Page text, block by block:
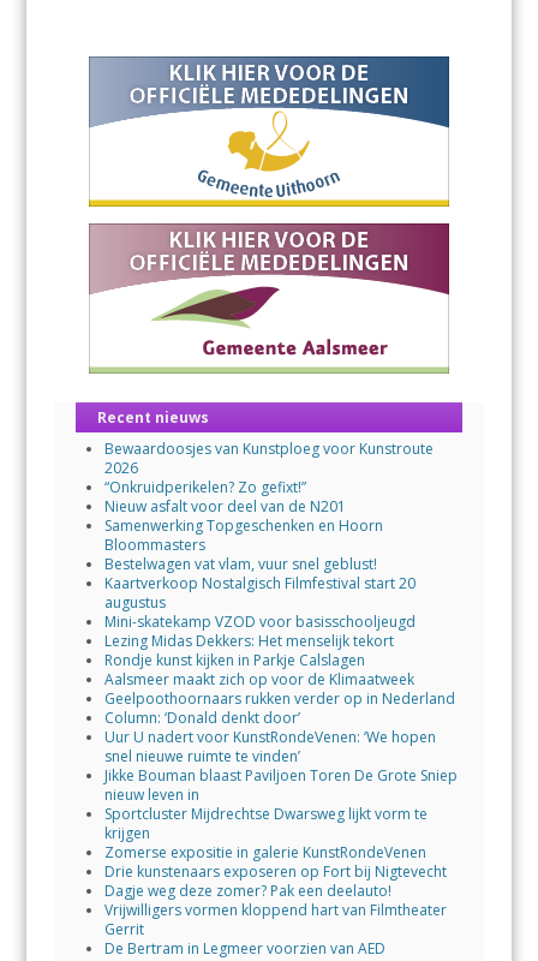
Recent nieuws
Bewaardoosjes van Kunstploeg voor Kunstroute
2026
“Onkruidperikelen? Zo gefixt!”
Nieuw asfalt voor deel van de N201
Samenwerking Topgeschenken en Hoorn
Bloommasters
Bestelwagen vat vlam, vuur snel geblust!
Kaartverkoop Nostalgisch Filmfestival start 20
augustus
Mini-skatekamp VZOD voor basisschooljeugd
Lezing Midas Dekkers: Het menselijk tekort
Rondje kunst kijken in Parkje Calslagen
Aalsmeer maakt zich op voor de Klimaatweek
Geelpoothoornaars rukken verder op in Nederland
Column: ‘Donald denkt door’
Uur U nadert voor KunstRondeVenen: ‘We hopen
snel nieuwe ruimte te vinden’
Jikke Bouman blaast Paviljoen Toren De Grote Sniep
nieuw leven in
Sportcluster Mijdrechtse Dwarsweg lijkt vorm te
krijgen
Zomerse expositie in galerie KunstRondeVenen
Drie kunstenaars exposeren op Fort bij Nigtevecht
Dagje weg deze zomer? Pak een deelauto!
Vrijwilligers vormen kloppend hart van Filmtheater
Gerrit
De Bertram in Legmeer voorzien van AED